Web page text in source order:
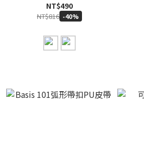
NT$490
NT$816 -40%